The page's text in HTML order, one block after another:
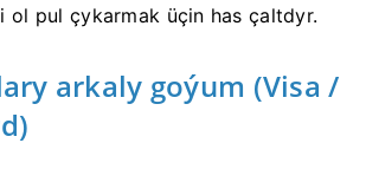
ol pul çykarmak üçin has çaltdyr.
arkaly goýum (Visa /